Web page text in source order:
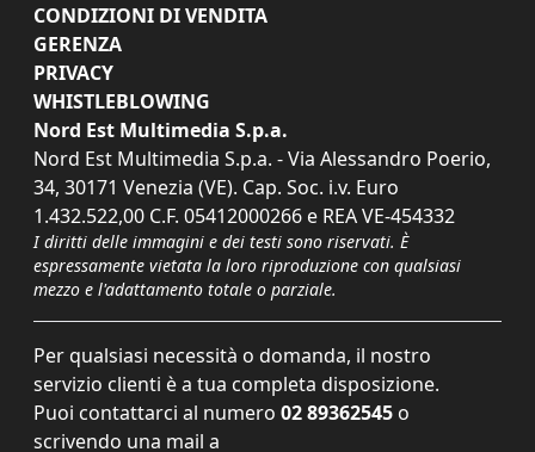
CONDIZIONI DI VENDITA
GERENZA
PRIVACY
WHISTLEBLOWING
Nord Est Multimedia S.p.a.
Nord Est Multimedia S.p.a. - Via Alessandro Poerio,
34, 30171 Venezia (VE). Cap. Soc. i.v. Euro
1.432.522,00 C.F. 05412000266 e REA VE-454332
I diritti delle immagini e dei testi sono riservati. È
espressamente vietata la loro riproduzione con qualsiasi
mezzo e l'adattamento totale o parziale.
Per qualsiasi necessità o domanda, il nostro
servizio clienti è a tua completa disposizione.
Puoi contattarci al numero 02 89362545 o
scrivendo una mail a